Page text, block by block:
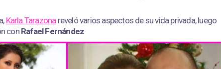
Karla Tarazona reveló varios aspectos de su vida privada, luego
con Rafael Fernández.